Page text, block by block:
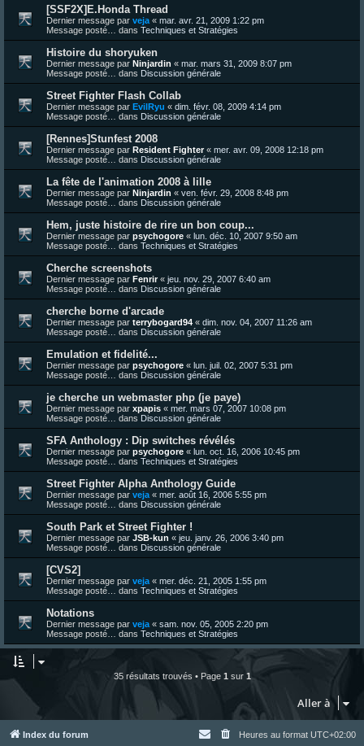
[SSF2X]E.Honda Thread
Dernier message par veja « mar. avr. 21, 2009 1:22 pm
Message posté… dans Techniques et Stratégies
Histoire du shoryuken
Dernier message par Ninjardin « mar. mars 31, 2009 8:07 pm
Message posté… dans Discussion générale
Street Fighter Flash Collab
Dernier message par EvilRyu « dim. févr. 08, 2009 4:14 pm
Message posté… dans Discussion générale
[Rennes]Stunfest 2008
Dernier message par Resident Fighter« mer. avr. 09, 2008 12:18 pm
Message posté… dans Discussion générale
La fête de l'animation 2008 à lille
Dernier message par Ninjardin « ven. févr. 29, 2008 8:48 pm
Message posté… dans Discussion générale
Hem, juste histoire de rire un bon coup...
Dernier message par psychogore « lun. déc. 10, 2007 9:50 am
Message posté… dans Techniques et Stratégies
Cherche screenshots
Dernier message par Fenrir« jeu. nov. 29, 2007 6:40 am
Message posté… dans Discussion générale
cherche borne d'arcade
Dernier message par terrybogard94 « dim. nov. 04, 2007 11:26 am
Message posté… dans Discussion générale
Emulation et fidelité...
Dernier message par psychogore « lun. juil. 02, 2007 5:31 pm
Message posté… dans Discussion générale
je cherche un webmaster php (je paye)
Dernier message par xpapis « mer. mars 07, 2007 10:08 pm
Message posté… dans Discussion générale
SFA Anthology : Dip switches révélés
Dernier message par psychogore « lun. oct. 16, 2006 10:45 pm
Message posté… dans Techniques et Stratégies
Street Fighter Alpha Anthology Guide
Dernier message par veja « mer. août 16, 2006 5:55 pm
Message posté… dans Discussion générale
South Park et Street Fighter !
Dernier message par JSB-kun « jeu. janv. 26, 2006 3:40 pm
Message posté… dans Discussion générale
[CVS2]
Dernier message par veja « mer. déc. 21, 2005 1:55 pm
Message posté… dans Techniques et Stratégies
Notations
Dernier message par veja « sam. nov. 05, 2005 2:20 pm
Message posté… dans Techniques et Stratégies
35 résultats trouvés • Page 1 sur 1
Aller à
Index du forum Heures au format UTC+02:00